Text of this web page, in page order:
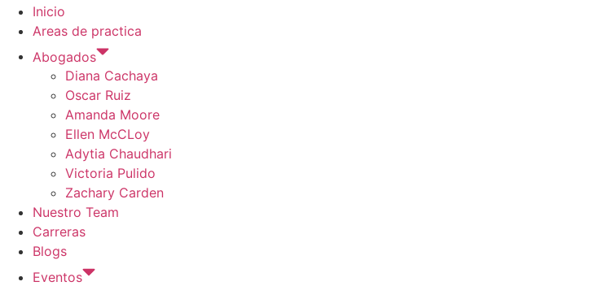
Inicio
Areas de practica
Abogados
Diana Cachaya
Oscar Ruiz
Amanda Moore
Ellen McCLoy
Adytia Chaudhari
Victoria Pulido
Zachary Carden
Nuestro Team
Carreras
Blogs
Eventos